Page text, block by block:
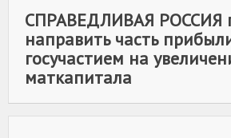
СПРАВЕДЛИВАЯ РОССИЯ
направить часть
госучастием на
маткапитала